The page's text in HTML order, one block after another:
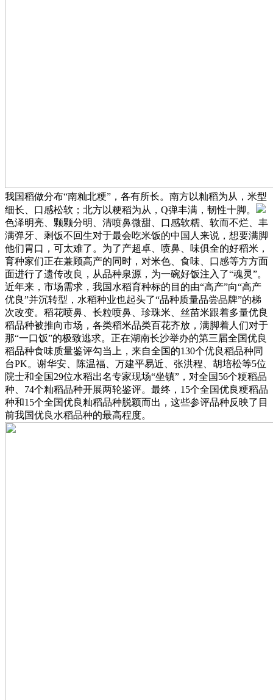
我国稻做分布“南籼北粳”，各有所长。南方以籼稻为从，米型
细长、口感松软；北方以粳稻为从，Q弹丰满，韧性十脚。
色泽明亮、颗颗分明、清喷鼻微甜、口感软糯、软而不烂、丰
满弹牙、剩饭不回生对于最会吃米饭的中国人来说，想要满脚
他们胃口，可太难了。为了产超卓、喷鼻、味俱全的好稻米，
育种家们正在兼顾高产的同时，对米色、食味、口感等方方面
面进行了遗传改良，从品种泉源，为一碗好饭注入了“魂灵”。
近年来，市场需求，我国水稻育种标的目的由“高产”向“高产
优良”并沉转型，水稻种业也起头了“品种质量品尝品牌”的梯
次改变。稻花喷鼻、长粒喷鼻、珍珠米、丝苗米跟着多量优良
稻品种被推向市场，各类稻米品类百花齐放，满脚着人们对于
那“一口饭”的极致逃求。正在湖南长沙举办的第三届全国优良
稻品种食味质量鉴评勾当上，来自全国的130个优良稻品种同
台PK。谢华安、陈温福、万建平易近、张洪程、胡培松等5位
院士和全国29位水稻出名专家现场“坐镇”，对全国56个粳稻品
种、74个籼稻品种开展两轮鉴评。最终，15个全国优良粳稻品
种和15个全国优良籼稻品种脱颖而出，这些参评品种反映了目
前我国优良水稻品种的最高程度。